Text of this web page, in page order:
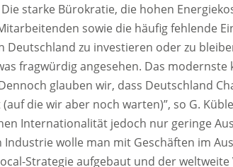
starke Bürokratie, die hohen
sowie die häufig fehlende
Deutschland zu investieren oder zu
fragwürdig angesehen. Das
glauben wir, dass Deutschland
die wir aber noch warten)”, so G.
Internationalität jedoch nur geringe
Industrie wolle man mit Geschäften im
Strategie aufgebaut und der